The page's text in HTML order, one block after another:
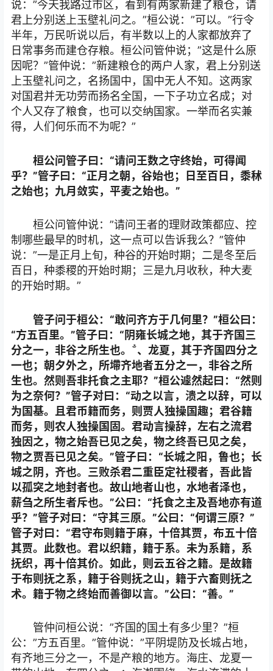
说：”今天我路过市区，看到有两家新建了粮仓，请
君上分别送上玉壁礼问之。”桓公说：”可以。”行令
半年，万民听说以后，有半数以上的人家都放弃了
日常事务而建仓存粮。桓公问管仲说；”这是什么原
因呢？”管仲说：”新建粮仓的两户人家，君上分别送
上玉壁礼问之，名扬国中，国中无人不知。这两家
对国君并无功劳而扬名全国，一下子功立名成；对
个人又存了粮食，也可以交纳国家。一举而名实兼
得，人们何乐而不为呢？”
桓公问管子曰：“请问王数之守终始，可得闻
乎？”管子曰：“正月之朝，谷始也；日至百日，黍秫
之始也；九月敛实，平麦之始也。”
桓公问管仲说：”请问王者的理财政策都应、控
制哪些最早的时机，这一点可以告诉我么？”管仲
说：”一是正月上旬，种谷的开始时期；二是冬至后
百日，种黍稷的开始时期；三是九月收秋，种大麦
的开始时期。”
管子问于桓公：“敢问齐方于几何里？”桓公曰：
“方五百里。”管子曰：“阴雍长城之地，其于齐国三
分之一，非谷之所生也。、龙夏，其于齐国四分之
一也；朝夕外之，所墆齐地者五分之一，非谷之所
生也。然则吾非托食之主耶？”桓公遽然起曰：“然则
为之奈何？”管子对曰：“动之以言，溃之以辞，可以
为国基。且君币籍而务，则贾人独操国趣；君谷籍
而务，则农人独操国固。君动言操辞，左右之流君
独因之，物之始吾已见之矣，物之终吾已见之矣，
物之贾吾已见之矣。”管子曰：“长城之阳，鲁也；长
城之阴，齐也。三败杀君二重臣定社稷者，吾此皆
以孤突之地封者也。故山地者山也，水地者泽也，
薪刍之所生者斥也。”公曰：“托食之主及吾地亦有道
乎？”管子对曰：“守其三原。”公曰：“何谓三原？”
管子对曰：“君守布则籍于麻，十倍其贾，布五十倍
其贾。此数也。君以织籍，籍于系。未为系籍，系
抚织，再十倍其价。如此，则云五谷之籍。是故籍
于布则抚之系，籍于谷则抚之山，籍于六畜则抚之
术。籍于物之终始而善御以言。”公曰：“善。”
管仲问桓公说：”齐国的国土有多少里？”桓
公：”方五百里。”管仲说：”平阴堤防及长城占地，
有齐地三分之一，不是产粮的地方。海庄、龙夏一